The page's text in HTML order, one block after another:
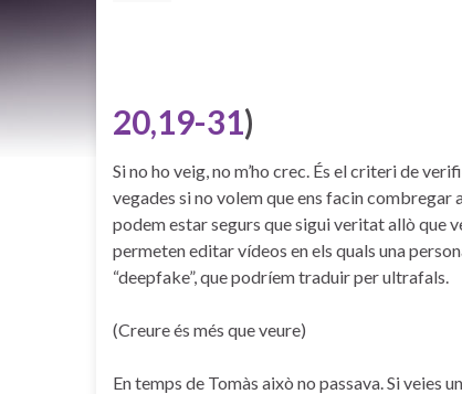
20,19-31)
Si no ho veig, no m’ho crec. És el criteri de
vegades si no volem que ens facin combregar
podem estar segurs que sigui veritat allò que
permeten editar vídeos en els quals una
“deepfake”, que podríem traduir per ultrafals.
(Creure és més que veure)
En temps de Tomàs això no passava. Si veies